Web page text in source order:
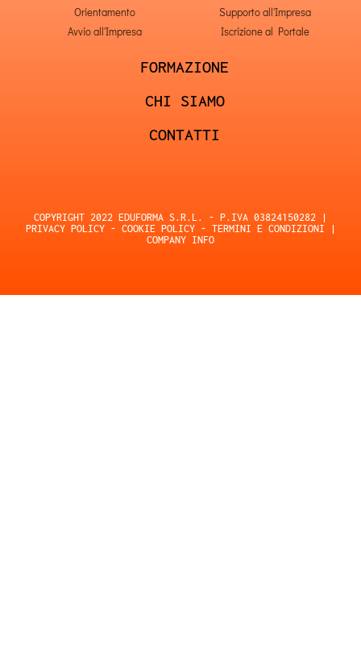
Orientamento
Avvio all'Impresa
Supporto all'Impresa
Iscrizione al Portale
FORMAZIONE
CHI SIAMO
CONTATTI
COPYRIGHT 2022 EDUFORMA S.R.L. - P.IVA 03824150282 |
PRIVACY POLICY- COOKIE POLICY- TERMINI E CONDIZIONI |
COMPANY INFO